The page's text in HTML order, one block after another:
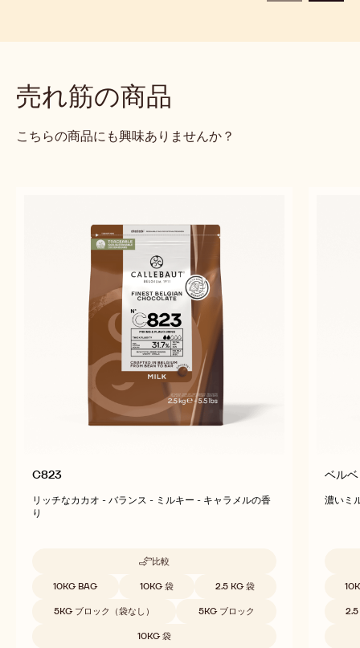
売れ筋の商品
こちらの商品にも興味ありませんか？
C823
リッチなカカオ - バランス - ミルキー - キャラメルの香
り
比較
-
C823
取扱サイズ
10KG BAG 10KG 袋 2.5 KG 袋
5KG ブロック（袋なし） 5KG ブロック
10KG 袋
ベル
濃いミ
取扱
2.5